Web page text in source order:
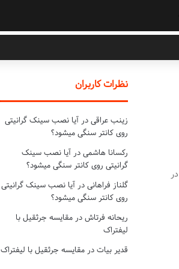
نظرات کاربران
زینب عراقیدر آیا نصب سینک گرانیتی
روی کانتر سنگی میشود؟
رکسانا هاشمیدر آیا نصب سینک
گرانیتی روی کانتر سنگی میشود؟
گلناز فراهانیدر آیا نصب سینک گرانیتی
روی کانتر سنگی میشود؟
ریحانه فرتاشدر مقایسه جرثقیل با
لیفتراک
قدیر بیاتدر مقایسه جرثقیل با لیفتراک